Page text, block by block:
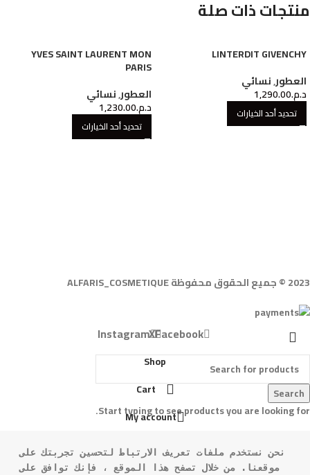
منتجات ذات صلة
LINTERDIT GIVENCHY
العطور,نسائي
د.م.1,290.00
تحديد أحد الخيارات
YVES SAINT LAURENT MON
PARIS
العطور,نسائي
د.م.1,230.00
تحديد أحد الخيارات
2023 © جميع الحقوق محفوظة ALFARIS_COSMETIQUE
Search
Start typing to see products you are looking for.
Facebook
X
Instagram
Shop
Cart
My account
نحن نستخدم ملفات تعريف الارتباط لتحسين تجربتك على
موقعنا. من خلال تصفح هذا الموقع ، فإنك توافق على